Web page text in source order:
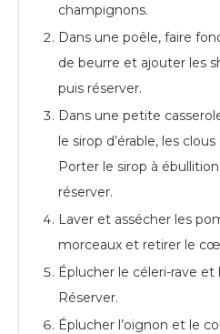
champignons.
Dans une poêle, faire
de beurre et ajouter les
puis réserver.
Dans une petite
le sirop d’érable, les
Porter le sirop à
réserver.
Laver et assécher les
morceaux et retirer le
Éplucher le céleri-rave et
Réserver.
Éplucher l’oignon et le